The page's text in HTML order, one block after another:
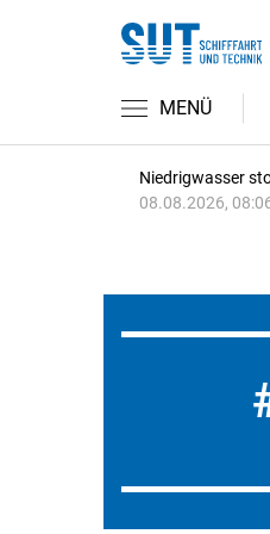
MENÜ
Niedrigwasser
08.08.2026,